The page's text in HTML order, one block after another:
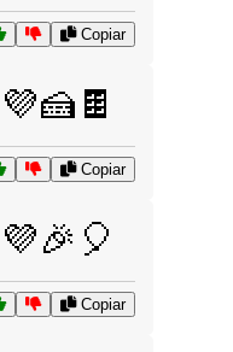
Copiar
💜🍰🍫
Copiar
💜🎉🎈
Copiar